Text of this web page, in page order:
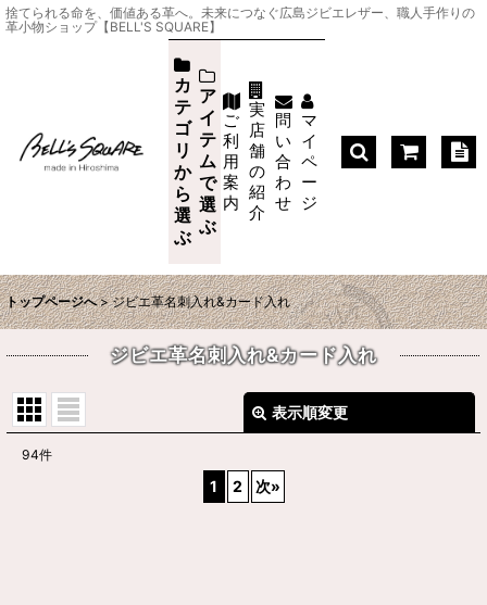
捨てられる命を、価値ある革へ。未来につなぐ広島ジビエレザー、職人手作りの
革小物ショップ【BELL'S SQUARE】
カ
テ
ゴ
リ
か
ら
選
ぶ
ア
イ
テ
ム
で
選
ぶ
ご
利
用
案
内
実
店
舗
の
紹
介
問
い
合
わ
せ
マ
イ
ペ
ー
ジ
トップページへ > ジビエ革名刺入れ&カード入れ
ジビエ革名刺入れ&カード入れ
表示順変更
94件
1 2 次»